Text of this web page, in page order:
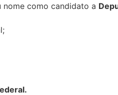
como candidato a